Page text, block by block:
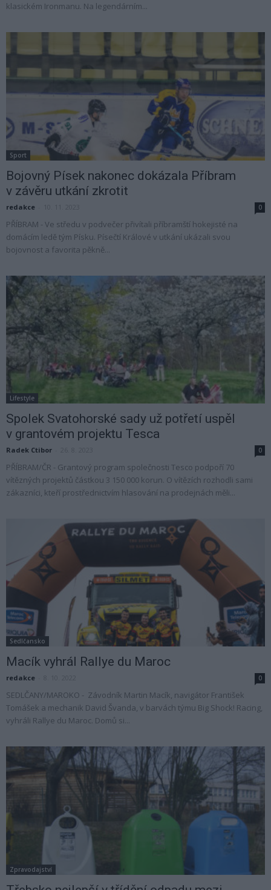
klasickém Ironmanu. Na legendárním...
Sport
Bojovný Písek nakonec dokázala Příbram
v závěru utkání zkrotit
redakce 0
PŘÍBRAM - Ve středu v podvečer přivítali příbramští hokejisté na
domácím ledě tým Písku. Písečtí Králové v utkání ukázali svou
bojovnost a favorita pěkně...
Lifestyle
Spolek Svatohorské sady už potřetí uspěl
v grantovém projektu Tesca
Radek Ctibor 0
PŘÍBRAM/ČR - Grantový program společnosti Tesco podpoří 70
vítězných projektů částkou 3 150 000 korun. O vítězích rozhodli sami
zákazníci, kteří prostřednictvím hlasování na prodejnách měli...
Sedlčansko
Macík vyhrál Rallye du Maroc
redakce 0
SEDLČANY/MAROKO - Závodník Martin Macík, navigátor František
Tomášek a mechanik David Švanda, v barvách týmu Big Shock! Racing,
vyhráli Rallye du Maroc. Domů si...
Zpravodajství